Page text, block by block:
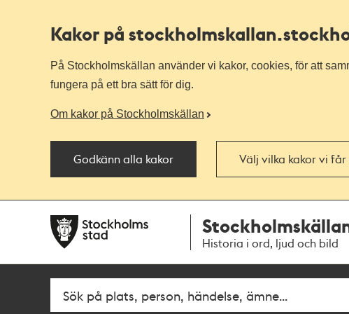
Kakor på stockholmskallan
På Stockholmskällan använder vi kakor, cookies, för att
fungera på ett bra sätt för dig.
Om kakor på Stockholmskällan
Godkänn alla kakor Välj vilka kakor vi
navigationen
huvudinnehållet
Historia i ord, ljud och bild
Fritextsök